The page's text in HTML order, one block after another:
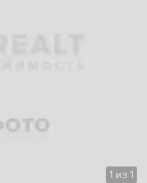
1 из 1